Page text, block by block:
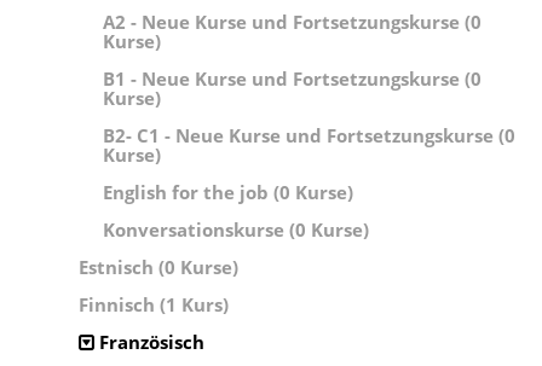
A2 - Neue Kurse und Fortsetzungskurse (0
Kurse)
B1 - Neue Kurse und Fortsetzungskurse (0
Kurse)
B2- C1 - Neue Kurse und Fortsetzungskurse (0
Kurse)
English for the job (0 Kurse)
Konversationskurse (0 Kurse)
Estnisch (0 Kurse)
Finnisch (1 Kurs)
Französisch